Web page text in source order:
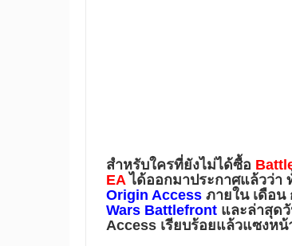
สำหรับใครที่ยังไม่ได้ซื้อ
EAได้ออกมาประกาศแล้วว่า
Origin Access ภายในเดือน
Wars Battlefront และล่าสุด
Access เรียบร้อยแล้วแซงห